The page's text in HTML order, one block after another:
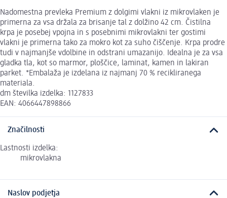
Nadomestna prevleka Premium z dolgimi vlakni iz mikrovlaken je
primerna za vsa držala za brisanje tal z dolžino 42 cm. Čistilna
krpa je posebej vpojna in s posebnimi mikrovlakni ter gostimi
vlakni je primerna tako za mokro kot za suho čiščenje. Krpa prodre
tudi v najmanjše vdolbine in odstrani umazanijo. Idealna je za vsa
gladka tla, kot so marmor, ploščice, laminat, kamen in lakiran
parket. *Embalaža je izdelana iz najmanj 70 % recikliranega
materiala.
dm številka izdelka: 1127833
EAN: 4066447898866
Značilnosti
Lastnosti izdelka:
mikrovlakna
Naslov podjetja